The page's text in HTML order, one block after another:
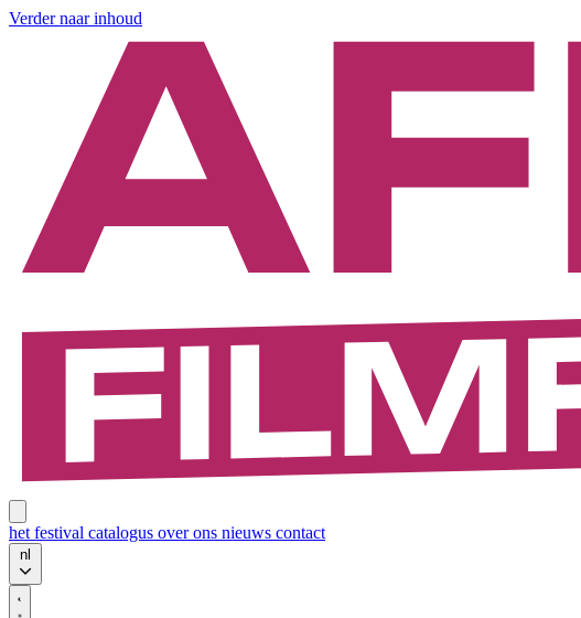
Verder naar inhoud
het festival catalogus over ons nieuws contact
nl